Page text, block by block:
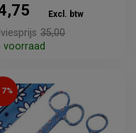
Excl. btw
35,00
voorraad